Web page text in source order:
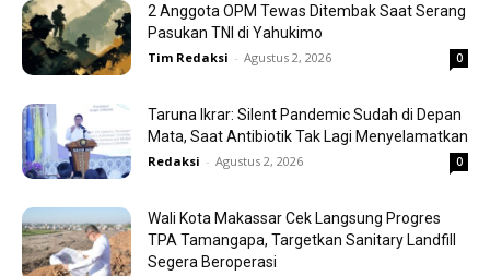
2 Anggota OPM Tewas Ditembak Saat Serang
Pasukan TNI di Yahukimo
Tim Redaksi - Agustus 2, 2026 0
Taruna Ikrar: Silent Pandemic Sudah di Depan
Mata, Saat Antibiotik Tak Lagi Menyelamatkan
Redaksi - Agustus 2, 2026 0
Wali Kota Makassar Cek Langsung Progres
TPA Tamangapa, Targetkan Sanitary Landfill
Segera Beroperasi